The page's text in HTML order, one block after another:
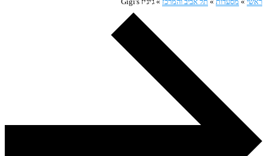
ראשי » מסעדות » תל אביב והמרכז » ג'יג'יז Gigi's